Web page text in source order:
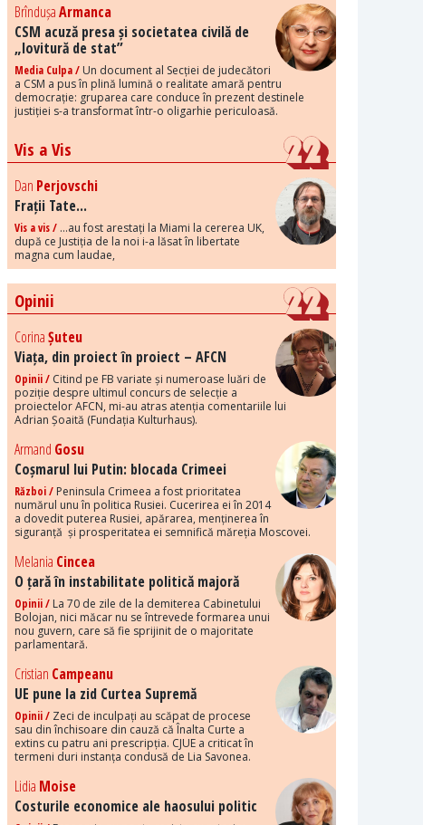
BrîndușaArmanca
CSM acuză presa și societatea civilă de
„lovitură de stat”
Media Culpa / Un document al Secției de judecători
a CSM a pus în plină lumină o realitate amară pentru
democrație: gruparea care conduce în prezent destinele
justiției s-a transformat într-o oligarhie periculoasă.
Vis a Vis
Dan Perjovschi
Frații Tate...
Vis a vis / ...au fost arestați la Miami la cererea UK,
după ce Justiția de la noi i-a lăsat în libertate
magna cum laudae,
Opinii
CorinaȘuteu
Viața, din proiect în proiect – AFCN
Opinii / Citind pe FB variate și numeroase luări de
poziție despre ultimul concurs de selecție a
proiectelor AFCN, mi-au atras atenția comentariile lui
Adrian Șoaită (Fundația Kulturhaus).
Armand Gosu
Coșmarul lui Putin: blocada Crimeei
Război / Peninsula Crimeea a fost prioritatea
numărul unu în politica Rusiei. Cucerirea ei în 2014
a dovedit puterea Rusiei, apărarea, menținerea în
siguranță și prosperitatea ei semnifică măreția Moscovei.
Melania Cincea
O țară în instabilitate politică majoră
Opinii / La 70 de zile de la demiterea Cabinetului
Bolojan, nici măcar nu se întrevede formarea unui
nou guvern, care să fie sprijinit de o majoritate
parlamentară.
Cristian Campeanu
UE pune la zid Curtea Supremă
Opinii / Zeci de inculpați au scăpat de procese
sau din închisoare din cauză că Înalta Curte a
extins cu patru ani prescripția. CJUE a criticat în
termeni duri instanța condusă de Lia Savonea.
Lidia Moise
Costurile economice ale haosului politic